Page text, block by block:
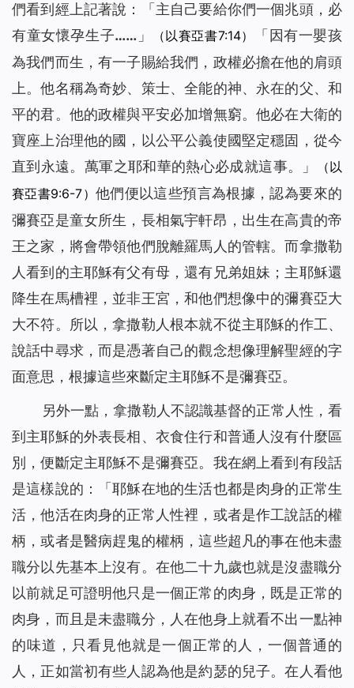
們看到經上記著說：「 主自己要給你們一個兆頭，必
有童女懷孕生子…… 」 （以賽亞書7:14） 「 因有一嬰孩
為我們而生，有一子賜給我們，政權必擔在他的肩頭
上。他名稱為奇妙、策士、全能的神、永在的父、和
平的君。他的政權與平安必加增無窮。他必在大衛的
寶座上治理他的國，以公平公義使國堅定穩固，從今
直到永遠。萬軍之耶和華的熱心必成就這事。
」
（以
賽亞書9:6-7） 他們便以這些預言為根據，認為要來的
彌賽亞是童女所生，長相氣宇軒昂，出生在高貴的帝
王之家，將會帶領他們脫離羅馬人的管轄。而拿撒勒
人看到的主耶穌有父有母，還有兄弟姐妹；主耶穌還
降生在馬槽裡，並非王宮，和他們想像中的彌賽亞大
大不符。所以，拿撒勒人根本就不從主耶穌的作工、
說話中尋求，而是憑著自己的觀念想像理解聖經的字
面意思，根據這些來斷定主耶穌不是彌賽亞。
另外一點，拿撒勒人不認識基督的正常人性，看
到主耶穌的外表長相、衣食住行和普通人沒有什麼區
別，便斷定主耶穌不是彌賽亞。我在網上看到有段話
是這樣說的：「耶穌在地的生活也都是肉身的正常生
活，他活在肉身的正常人性裡，或者是作工說話的權
柄，或者是醫病趕鬼的權柄，這些超凡的事在他未盡
職分以先基本上沒有。在他二十九歲也就是沒盡職分
以前就足可證明他只是一個正常的肉身，既是正常的
肉身，而且是未盡職分，人在他身上就看不出一點神
的味道，只看見他就是一個正常的人，一個普通的
人，正如當初有些人認為他是約瑟的兒子。在人看他